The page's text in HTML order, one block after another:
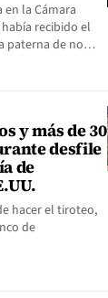
la Cámara
recibido el
paterna de no…
y más de 30
desfile
de
hacer el tiroteo,
de